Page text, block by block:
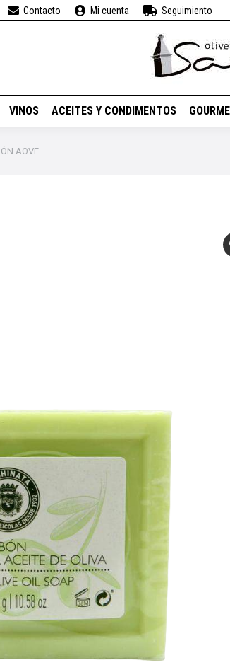
Contacto Mi cuenta Seguimiento
VINOS ACEITES Y CONDIMENTOS
AOVE
Y EMBUTIDOS BEBIDAS VINOS